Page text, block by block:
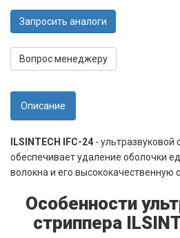
Запросить аналоги
Вопрос менеджеру
Описание
ILSINTECH IFC-24 - ультразвуковой
обеспечивает удаление оболочки
волокна и его высококачественную
Особенности
стриппера